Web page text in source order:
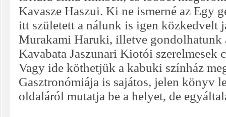
Kavasze Haszui. Ki ne ismerné az Egy
itt született a nálunk is igen közkedvelt
Murakami Haruki, illetve gondolhatunk
Kavabata Jaszunari Kiotói szerelmesek
Vagy ide köthetjük a kabuki színház
Gasztronómiája is sajátos, jelen könyv
oldaláról mutatja be a helyet, de